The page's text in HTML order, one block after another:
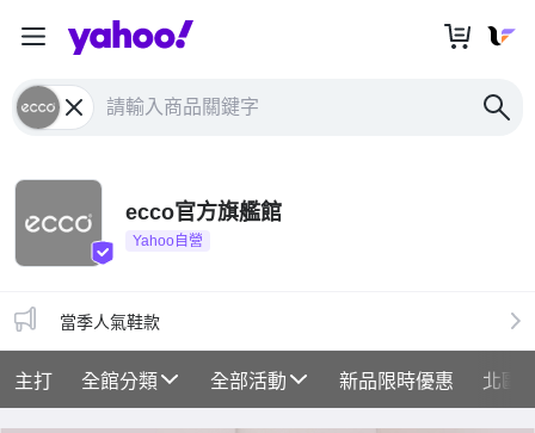
ecco官方旗艦館
Yahoo自營
當季人氣鞋款
主打 全館分類 全部活動 新品限時優惠 北歐